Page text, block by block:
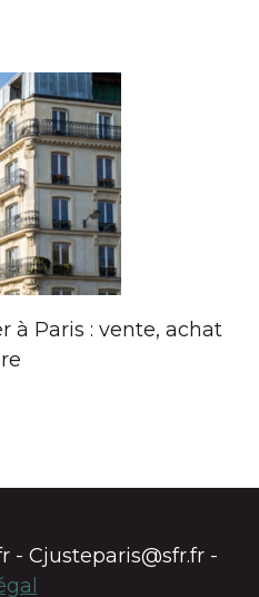
à Paris : vente, achat
- Cjusteparis@sfr.fr -